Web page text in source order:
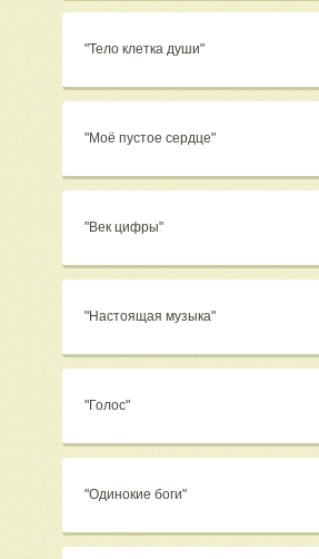
"Тело клетка души"
"Моё пустое сердце"
"Век цифры"
"Настоящая музыка"
"Голос"
"Одинокие боги"